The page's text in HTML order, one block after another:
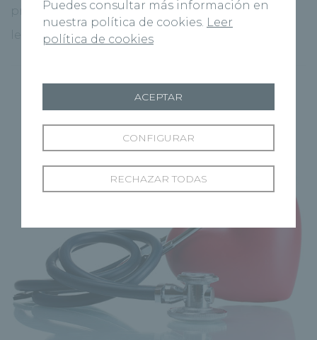
propio pelo y no perderlo más. El Hospital [...]
leer más
Puedes consultar más información en
nuestra política de cookies. Leer
política de cookies
RECHAZAR TODAS
CONFIGURAR
ACEPTAR